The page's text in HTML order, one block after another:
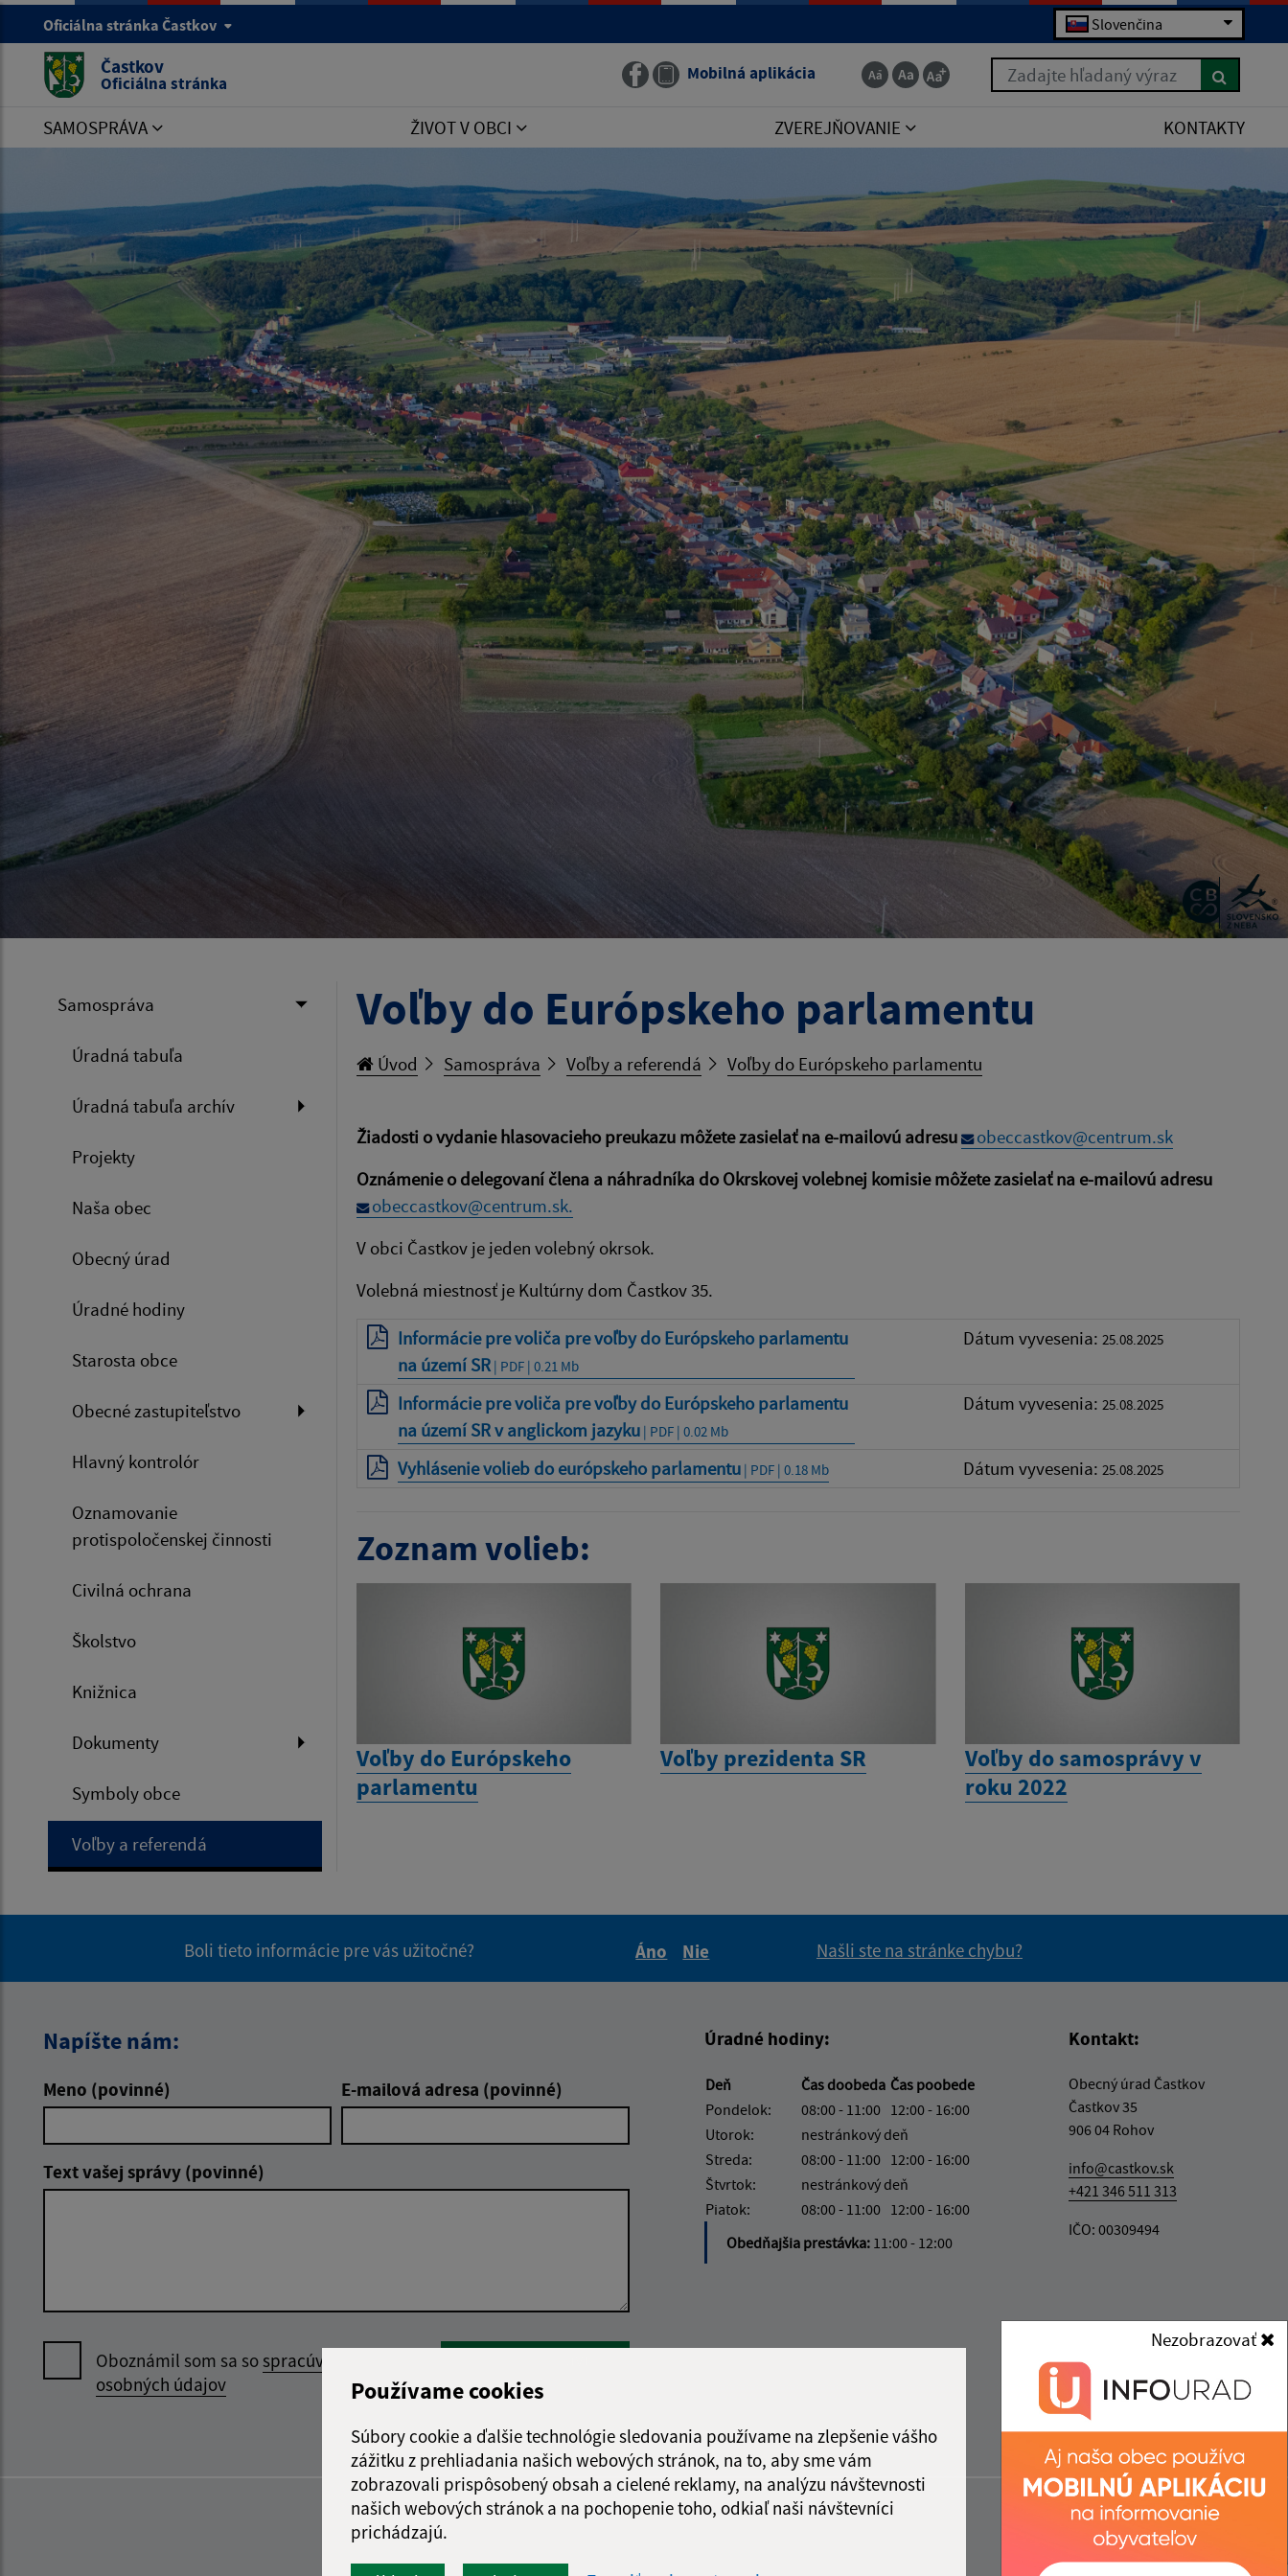
Používame cookies
Súbory cookie a ďalšie technológie sledovania používame na zlepšenie vášho
zážitku z prehliadania našich webových stránok, na to, aby sme vám
zobrazovali prispôsobený obsah a cielené reklamy, na analýzu návštevnosti
našich webových stránok a na pochopenie toho, odkiaľ naši návštevníci
prichádzajú.
Nezobrazovať
Oficiálna stránka Častkov Slovenčina
Častkov
Oficiálna stránka Mobilná aplikácia Zadajte hľadaný výraz
SAMOSPRÁVA ŽIVOT V OBCI ZVEREJŇOVANIE KONTAKTY
Samospráva
Úradná tabuľa
Úradná tabuľa archív
Projekty
Naša obec
Obecný úrad
Úradné hodiny
Starosta obce
Obecné zastupiteľstvo
Hlavný kontrolór
Oznamovanie
protispoločenskej činnosti
Civilná ochrana
Školstvo
Knižnica
Dokumenty
Symboly obce
Voľby a referendá
Voľby do Európskeho parlamentu
Úvod Samospráva Voľby a referendá Voľby do Európskeho parlamentu
Žiadosti o vydanie hlasovacieho preukazu môžete zasielať na e-mailovú adresu
obeccastkov@centrum.sk
Oznámenie o delegovaní člena a náhradníka do Okrskovej volebnej komisiemôžete zasielať na e-mailovú adresu
obeccastkov@centrum.sk.
V obci Častkov je jeden volebný okrsok.
Volebná miestnosť je Kultúrny dom Častkov 35.
Informácie pre voliča pre voľby do Európskeho parlamentu
na území SR| PDF | 0.21 Mb
Dátum vyvesenia: 25.08.2025
Informácie pre voliča pre voľby do Európskeho parlamentu
na území SR v anglickom jazyku| PDF | 0.02 Mb
Dátum vyvesenia: 25.08.2025
Vyhlásenie volieb do európskeho parlamentu| PDF | 0.18 Mb Dátum vyvesenia: 25.08.2025
Zoznam volieb:
Voľby do Európskeho
parlamentu
Voľby prezidenta SR
Voľby do samosprávy v
roku 2022
Boli tieto informácie pre vás užitočné?
Áno
Nie
Našli ste na stránke chybu?
Napíšte nám:
Meno (povinné) E-mailová adresa (povinné)
Text vašej správy (povinné)
Oboznámil som sa sospracúvaním
osobných údajov
Google reCaptcha Response
Úradné hodiny:
Deň Čas doobeda Čas poobede
Pondelok:
08:00 - 11:00 12:00 - 16:00
Utorok:
nestránkový deň
Streda:
08:00 - 11:00 12:00 - 16:00
Štvrtok:
nestránkový deň
Piatok:
08:00 - 11:00 12:00 - 16:00
Obedňajšia prestávka: 11:00 - 12:00
Kontakt:
Obecný úrad Častkov
Častkov 35
906 04 Rohov
info@castkov.sk
+421 346 511 313
IČO: 00309494